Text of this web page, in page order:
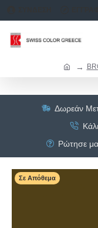
Δωρεάν
Ρώτησε
Σε Απόθεμα